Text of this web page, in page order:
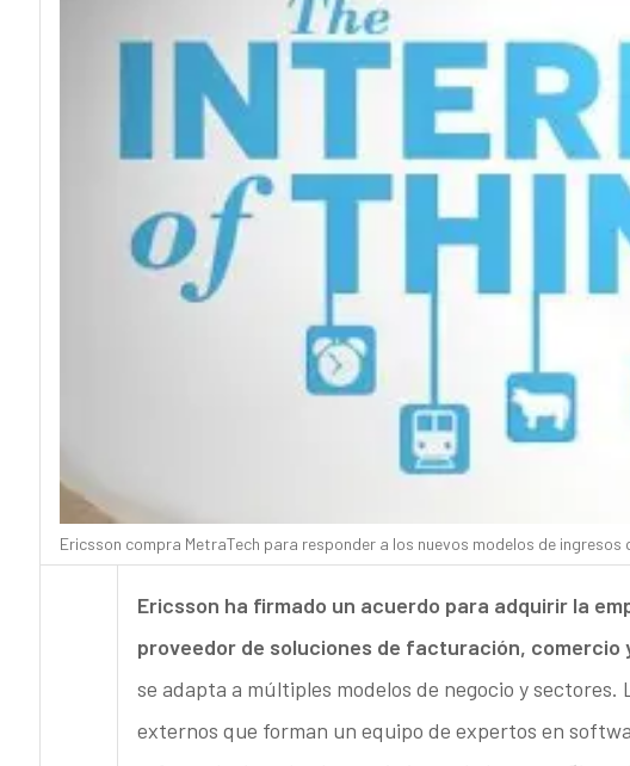
Ericsson compra MetraTech para responder a los nuevos modelos de ingresos
Ericsson ha firmado un acuerdo para adquirir la
proveedor de soluciones de facturación, comercio
se adapta a múltiples modelos de negocio y sectores.
externos que forman un equipo de expertos en